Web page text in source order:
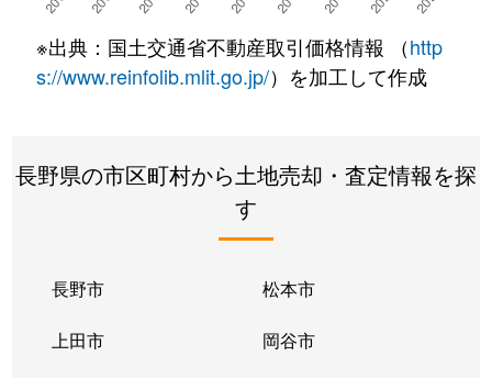
※出典：国土交通省不動産取引価格情報 （http
s://www.reinfolib.mlit.go.jp/）を加工して作成
長野県の市区町村から土地売却・査定情報を探
す
長野市 松本市
上田市 岡谷市